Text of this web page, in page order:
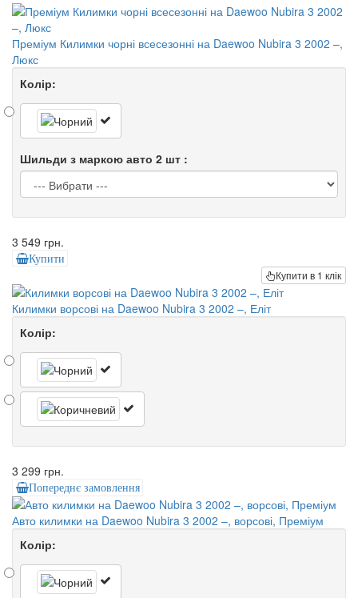
Преміум Килимки чорні всесезонні на Daewoo Nubira 3 2002 –,
Люкс
Колір:
Шильди з маркою авто 2 шт :
3 549 грн.
Купити
Купити в 1 клік
Килимки ворсові на Daewoo Nubira 3 2002 –, Еліт
Колір:
3 299 грн.
Попереднє замовлення
Авто килимки на Daewoo Nubira 3 2002 –, ворсові, Преміум
Колір: